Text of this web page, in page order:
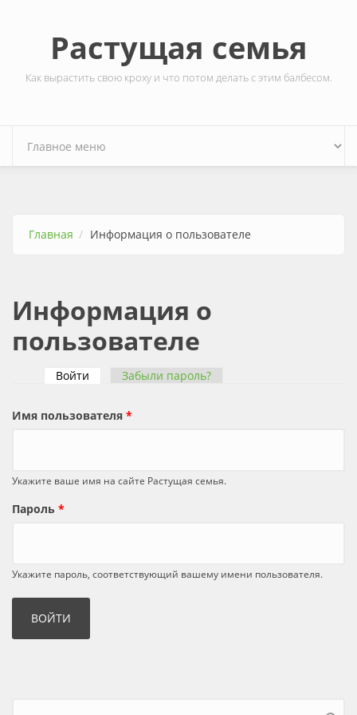
Растущая семья
Как вырастить свою кроху и что потом делать с этим балбесом.
Главная Информация о пользователе
Информация о
пользователе
Войти (активная вкладка)
Забыли пароль?
Имя пользователя *
Укажите ваше имя на сайте Растущая семья.
Пароль *
Укажите пароль, соответствующий вашему имени пользователя.